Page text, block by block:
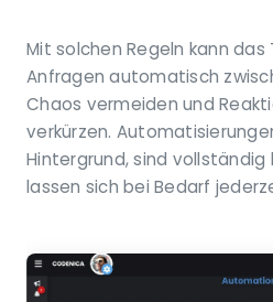
Mit solchen Regeln kann
Anfragen automatisch
Chaos vermeiden und
verkürzen.
Hintergrund, sind vollständig
lassen sich bei Bedarf